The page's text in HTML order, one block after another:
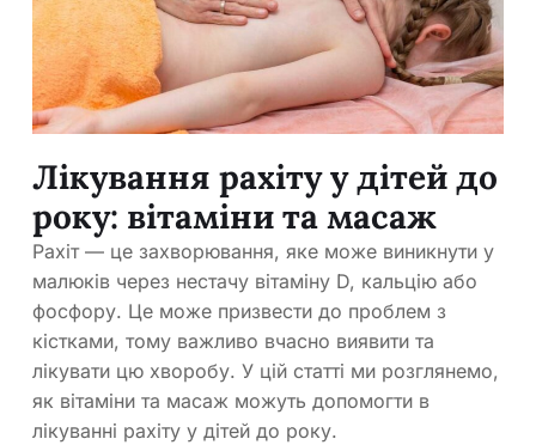
Лікування рахіту у дітей до
року: вітаміни та масаж
Рахіт — це захворювання, яке може виникнути у
малюків через нестачу вітаміну D, кальцію або
фосфору. Це може призвести до проблем з
кістками, тому важливо вчасно виявити та
лікувати цю хворобу. У цій статті ми розглянемо,
як вітаміни та масаж можуть допомогти в
лікуванні рахіту у дітей до року.